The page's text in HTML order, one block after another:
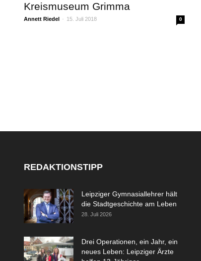
Kreismuseum Grimma
Annett Riedel - 15. Juli 2018 0
REDAKTIONSTIPP
Leipziger Gymnasiallehrer hält
die Stadtgeschichte am Leben
28. Juli 2026
Drei Operationen, ein Jahr, ein
neues Leben: Leipziger Ärzte